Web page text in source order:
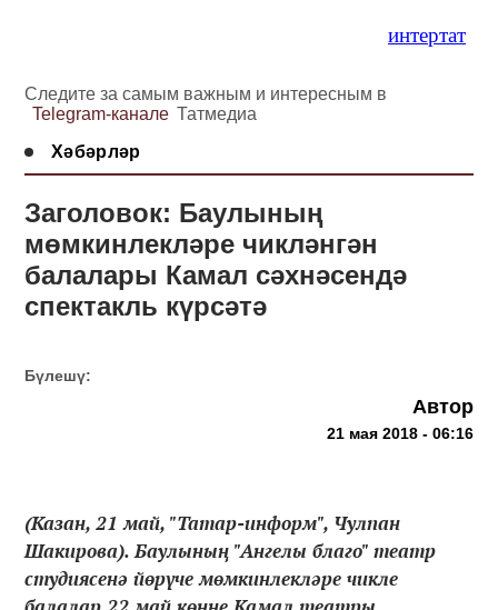
интертат
Следите за самым важным и интересным в
Telegram-канале Татмедиа
Хәбәрләр
Заголовок: Баулының
мөмкинлекләре чикләнгән
балалары Камал сәхнәсендә
спектакль күрсәтә
Бүлешү:
Автор
21 мая 2018 - 06:16
(Казан, 21 май, "Татар-информ", Чулпан
Шакирова). Баулының "Ангелы благо" театр
студиясенә йөрүче мөмкинлекләре чикле